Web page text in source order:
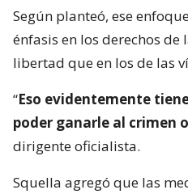
Según planteó, ese
énfasis en los derechos
libertad que en los de las
“Eso evidentemente
poder ganarle al crimen
dirigente oficialista.
Squella agregó que las